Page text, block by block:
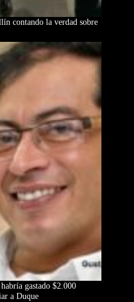
contando la verdad sobre
gastado $2.000
a Duque